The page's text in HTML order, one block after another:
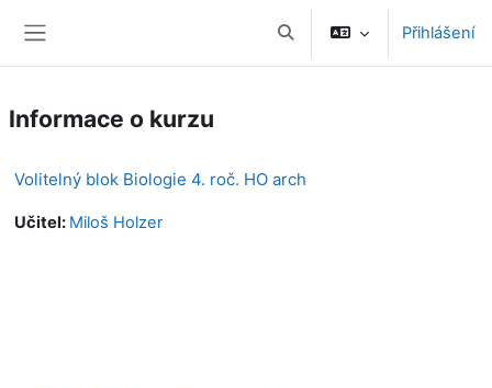
Přepnout vyhledáváníPřihlášení
Informace o kurzu
Volitelný blok Biologie 4. roč. HO arch
Učitel: Miloš Holzer